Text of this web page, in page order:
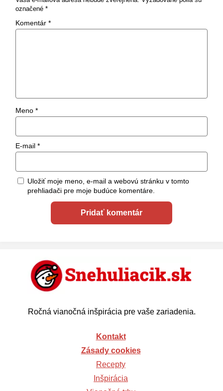
označené *
Komentár *
Meno *
E-mail *
Uložiť moje meno, e-mail a webovú stránku v tomto
prehliadači pre moje budúce komentáre.
Ročná vianočná inšpirácia pre vaše zariadenia.
Kontakt
Zásady cookies
Recepty
Inšpirácia